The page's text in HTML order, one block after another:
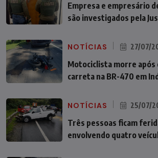
Empresa e empresário
são investigados pela
NOTÍCIAS 27/07/
Motociclista morre após
carreta na BR-470 em
NOTÍCIAS 25/07/
Três pessoas ficam
envolvendo quatro